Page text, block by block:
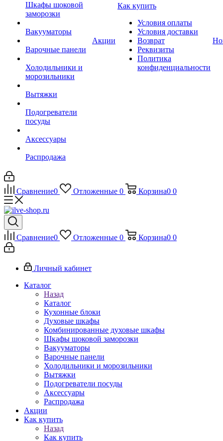
Шкафы шоковой
заморозки
Вакууматоры
Варочные панели
Холодильники и
морозильники
Вытяжки
Подогреватели
посуды
Аксессуары
Распродажа
Акции
Как купить
Условия оплаты
Условия доставки
Возврат
Реквизиты
Политика
конфиденциальности
Сравнение0 Отложенные 0 Корзина0 0
Сравнение0 Отложенные 0 Корзина0 0
Личный кабинет
Каталог
Назад
Каталог
Кухонные блоки
Духовые шкафы
Комбинированные духовые шкафы
Шкафы шоковой заморозки
Вакууматоры
Варочные панели
Холодильники и морозильники
Вытяжки
Подогреватели посуды
Аксессуары
Распродажа
Акции
Как купить
Назад
Как купить